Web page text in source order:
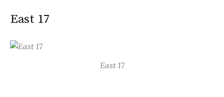
East 17
East 17